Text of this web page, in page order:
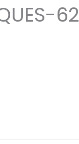
62